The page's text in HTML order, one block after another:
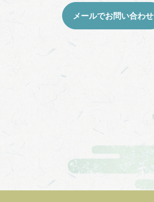
メールでお問い合わせ